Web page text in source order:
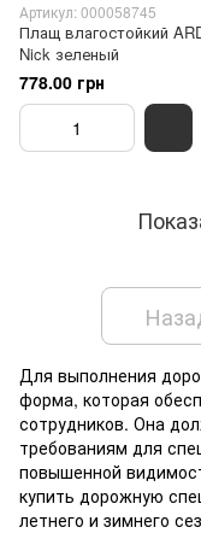
Артикул: 000058745
Плащ влагостойкий
Nick зеленый
778.00 грн
Для выполнения
форма, которая
сотрудников. Она
требованиям для
повышенной
купить дорожную
летнего и зимнего